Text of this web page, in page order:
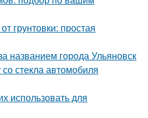
грунтовки: простая
названием города Ульяновск
со стекла автомобиля
использовать для